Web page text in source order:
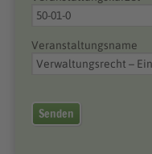
Veranstaltungsname
Senden